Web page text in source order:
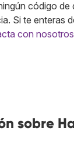
código de
Si te enteras
con nosotros
sobre